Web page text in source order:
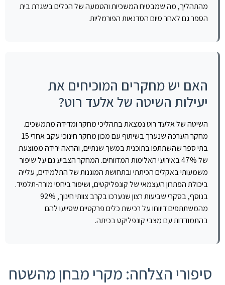
מהתהליך, מה שמבטיח המשכיות והטמעה של הכלים בשגרת בית
הספר גם לאחר סיום הסדנאות הפורמליות.
האם יש מחקרים המוכיחים את
יעילות השיטה של אלעד רוט?
השיטה של אלעד רוט נמצאת בתהליכי מחקר ומדידה מתמשכים.
מחקר הערכה שנערך בשיתוף עם מכון מחקר חינוכי עקב אחרי 15
בתי ספר שהשתתפו בתוכנית במשך שנתיים, והראה ירידה ממוצעת
של 47% באירועי האלימות המדווחים. המחקר הצביע גם על שיפור
משמעותי באקלים הכיתתי ובתחושת המוגנות של התלמידים, עלייה
ביכולת הפתרון העצמאי של קונפליקטים, ושיפור ביחסי מורה-תלמיד.
בנוסף, בסקרי שביעות רצון שנערכו בקרב צוותי חינוך, 92%
מהמשתתפים דיווחו על רכישת כלים פרקטיים שסייעו להם
בהתמודדות עם מצבי קונפליקט בכיתה.
סיפורי הצלחה: מקרי מבחן מהשטח